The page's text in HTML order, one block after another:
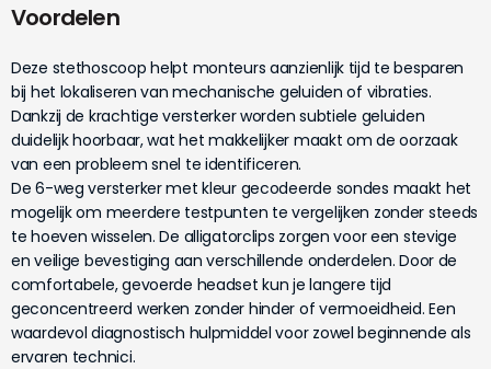
Voordelen
Deze stethoscoop helpt monteurs aanzienlijk tijd te besparen
bij het lokaliseren van mechanische geluiden of vibraties.
Dankzij de krachtige versterker worden subtiele geluiden
duidelijk hoorbaar, wat het makkelijker maakt om de oorzaak
van een probleem snel te identificeren.
De 6-weg versterker met kleur gecodeerde sondes maakt het
mogelijk om meerdere testpunten te vergelijken zonder steeds
te hoeven wisselen. De alligatorclips zorgen voor een stevige
en veilige bevestiging aan verschillende onderdelen. Door de
comfortabele, gevoerde headset kun je langere tijd
geconcentreerd werken zonder hinder of vermoeidheid. Een
waardevol diagnostisch hulpmiddel voor zowel beginnende als
ervaren technici.